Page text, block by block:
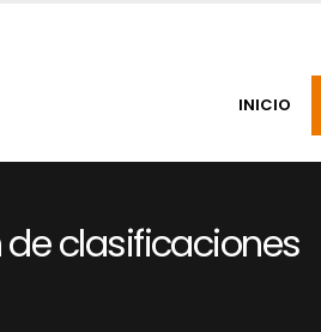
INICIO
clasificaciones